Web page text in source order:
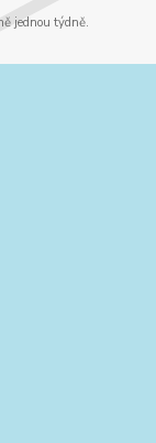
jednou týdně.